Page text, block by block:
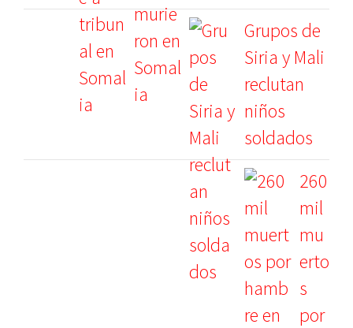
Grupos de
Siria y Mali
reclutan
niños
soldados
260
mil
mu
erto
s
por